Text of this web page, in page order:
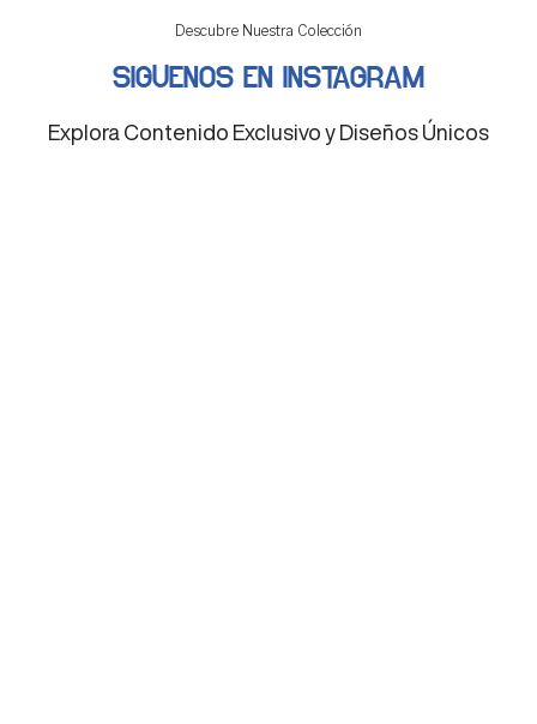
Descubre Nuestra Colección
SIGUENOS EN INSTAGRAM
Explora Contenido Exclusivo y Diseños Únicos